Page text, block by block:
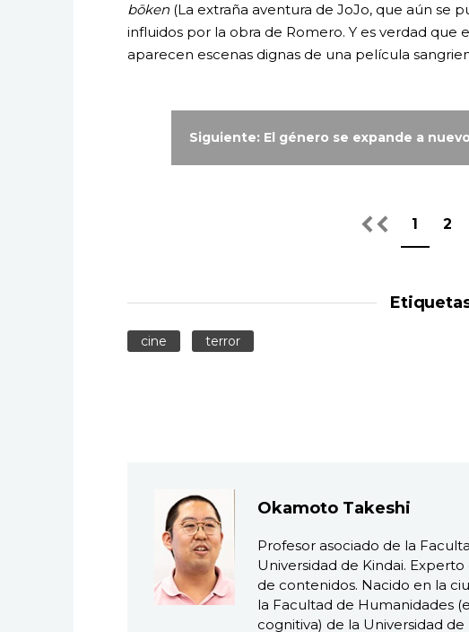
bōken(La extraña aventura de JoJo, que aún se
influidos por la obra de Romero. Y es verdad que
aparecen escenas dignas de una película
Siguiente: El género se expande a
1 2
cine terror
Okamoto Takeshi
Profesor asociado de la
Universidad de Kindai.
de contenidos. Nacido en la
la Facultad de Humanidades
cognitiva) de la Universidad